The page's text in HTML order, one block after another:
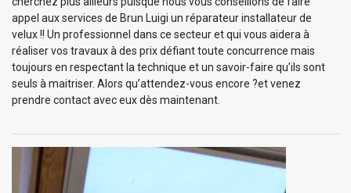
appel aux services de Brun Luigi un réparateur installateur de
velux !! Un professionnel dans ce secteur et qui vous aidera à
réaliser vos travaux à des prix défiant toute concurrence mais
toujours en respectant la technique et un savoir-faire qu’ils sont
seuls à maitriser. Alors qu’attendez-vous encore ?et venez
prendre contact avec eux dès maintenant.